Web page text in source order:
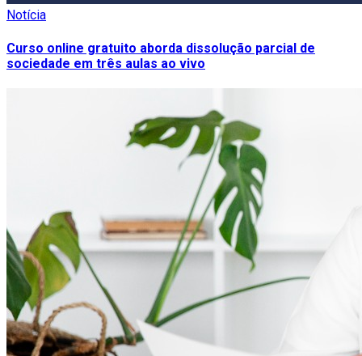
Notícia
Curso online gratuito aborda dissolução parcial de
sociedade em três aulas ao vivo